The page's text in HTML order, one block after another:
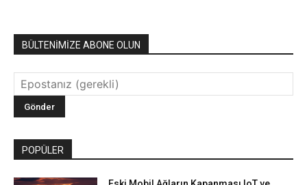
BÜLTENİMİZE ABONE OLUN
POPÜLER